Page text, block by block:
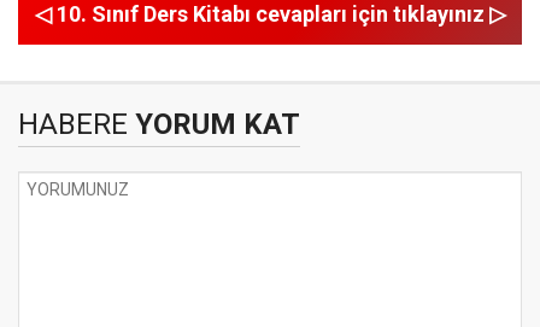
◁ 10. Sınıf Ders Kitabı cevapları için tıklayınız ▷
HABERE YORUM KAT